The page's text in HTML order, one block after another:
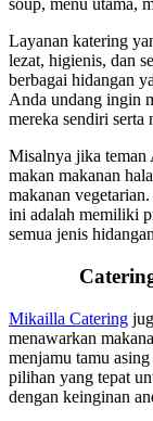
soup, menu utama,
Layanan katering
lezat, higienis, dan
berbagai hidangan
Anda undang ingin
mereka sendiri serta
Misalnya jika teman
makan makanan
makanan
ini adalah memiliki
semua jenis
Mikailla Catering
menawarkan
menjamu tamu
pilihan yang tepat
dengan keinginan